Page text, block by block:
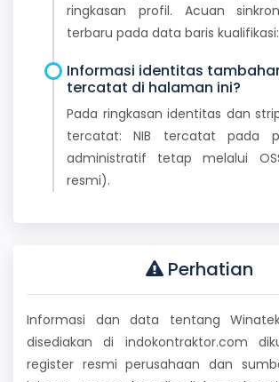
ringkasan profil. Acuan
terbaru pada data baris
Informasi identitas
tercatat di halaman ini?
Pada ringkasan identitas dan
tercatat: NIB tercatat pada
administratif tetap melalui
resmi).
Perhatian
Informasi dan data tentang
disediakan di indokontraktor.com
register resmi perusahaan dan